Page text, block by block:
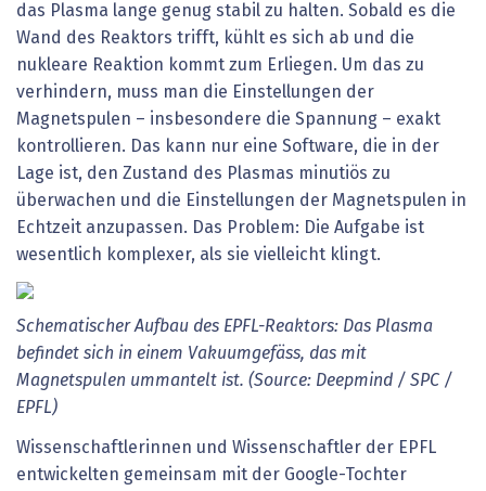
das Plasma lange genug stabil zu halten. Sobald es die
Wand des Reaktors trifft, kühlt es sich ab und die
nukleare Reaktion kommt zum Erliegen. Um das zu
verhindern, muss man die Einstellungen der
Magnetspulen – insbesondere die Spannung – exakt
kontrollieren. Das kann nur eine Software, die in der
Lage ist, den Zustand des Plasmas minutiös zu
überwachen und die Einstellungen der Magnetspulen in
Echtzeit anzupassen. Das Problem: Die Aufgabe ist
wesentlich komplexer, als sie vielleicht klingt.
Schematischer Aufbau des EPFL-Reaktors: Das Plasma
befindet sich in einem Vakuumgefäss, das mit
Magnetspulen ummantelt ist. (Source: Deepmind / SPC /
EPFL)
Wissenschaftlerinnen und Wissenschaftler der EPFL
entwickelten gemeinsam mit der Google-Tochter